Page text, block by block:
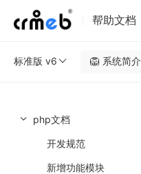
帮助文档
标准版 v6 🦁️ 系统简介
php文档
开发规范
新增功能模块